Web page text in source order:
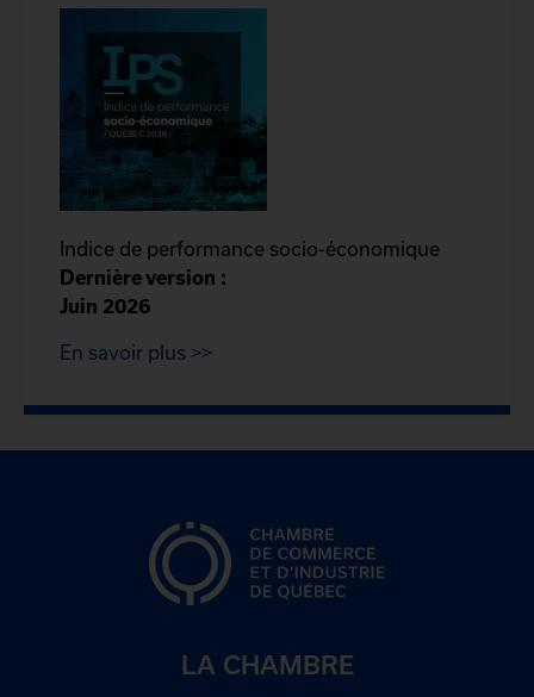
Indice de performance socio-économique
Dernière version :
Juin 2026
En savoir plus >>
commerce de Québec
LA CHAMBRE